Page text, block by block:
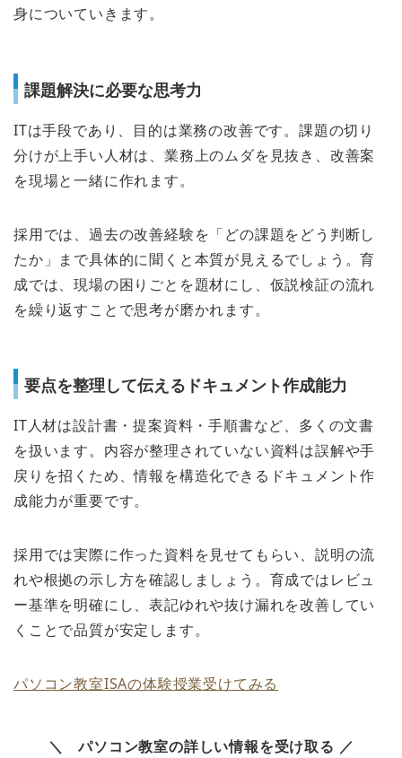
身についていきます。
課題解決に必要な思考力
ITは手段であり、目的は業務の改善です。課題の切り
分けが上手い人材は、業務上のムダを見抜き、改善案
を現場と一緒に作れます。
採用では、過去の改善経験を「どの課題をどう判断し
たか」まで具体的に聞くと本質が見えるでしょう。育
成では、現場の困りごとを題材にし、仮説検証の流れ
を繰り返すことで思考が磨かれます。
要点を整理して伝えるドキュメント作成能力
IT人材は設計書・提案資料・手順書など、多くの文書
を扱います。内容が整理されていない資料は誤解や手
戻りを招くため、情報を構造化できるドキュメント作
成能力が重要です。
採用では実際に作った資料を見せてもらい、説明の流
れや根拠の示し方を確認しましょう。育成ではレビュ
ー基準を明確にし、表記ゆれや抜け漏れを改善してい
くことで品質が安定します。
パソコン教室ISAの体験授業受けてみる
＼ パソコン教室の詳しい情報を受け取る ／